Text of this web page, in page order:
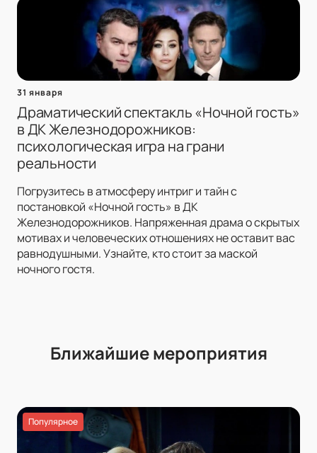
31 января
Драматический спектакль «Ночной гость»
в ДК Железнодорожников:
психологическая игра на грани
реальности
Погрузитесь в атмосферу интриг и тайн с
постановкой «Ночной гость» в ДК
Железнодорожников. Напряженная драма о скрытых
мотивах и человеческих отношениях не оставит вас
равнодушными. Узнайте, кто стоит за маской
ночного гостя.
Ближайшие мероприятия
Популярное